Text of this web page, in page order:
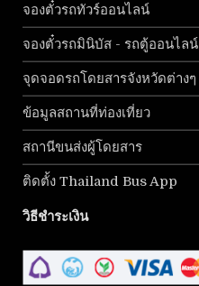
จองตั๋วรถทัวร์ออนไลน์
จองตั๋วรถมินิบัส - รถตู้ออนไลน์
จุดจอดรถโดยสารจังหวัดต่างๆ
ข้อมูลสถานที่ท่องเที่ยว
สถานีขนส่งผู้โดยสาร
ติดตั้ง Thailand Bus App
วิธีชำระเงิน